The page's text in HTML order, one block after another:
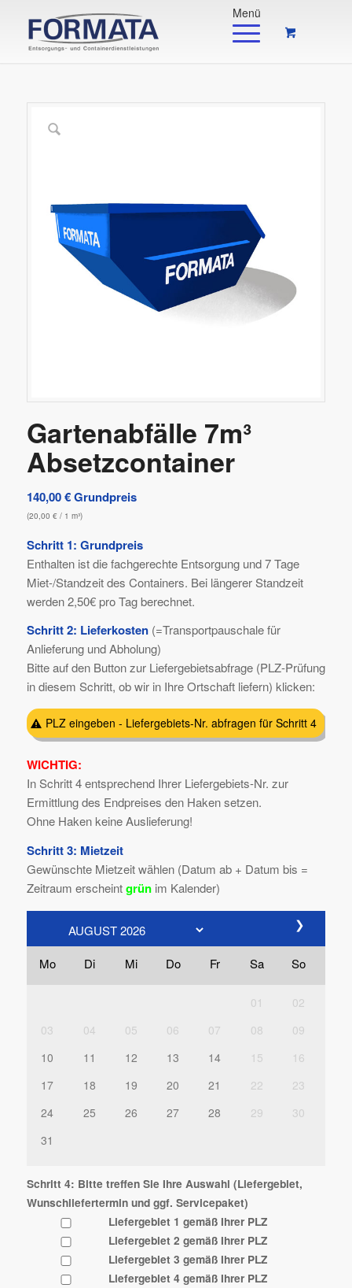
Gartenabfälle 7m³
Absetzcontainer
140,00€ Grundpreis
(20,00 €/ 1 m³)
Schritt 1: Grundpreis
Enthalten ist die fachgerechte Entsorgung und 7 Tage
Miet-/Standzeit des Containers. Bei längerer Standzeit
werden 2,50€ pro Tag berechnet.
Schritt 2: Lieferkosten(=Transportpauschale für
Anlieferung und Abholung)
Bitte auf den Button zur Liefergebietsabfrage (PLZ-Prüfung
in diesem Schritt, ob wir in Ihre Ortschaft liefern) klicken:
PLZ eingeben - Liefergebiets-Nr. abfragen für Schritt 4
WICHTIG:
In Schritt 4 entsprechend Ihrer Liefergebiets-Nr. zur
Ermittlung des Endpreises den Haken setzen.
Ohne Haken keine Auslieferung!
Schritt 3: Mietzeit
Gewünschte Mietzeit wählen (Datum ab + Datum bis =
Zeitraum erscheintgrünim Kalender)
❯
Mo Di Mi Do Fr Sa So
01
02
03
04 05 06 07 08
09
10
11 12 13 14 15
16
17
18 19 20 21 22
23
24
25 26 27 28 29
30
31
Schritt 4: Bitte treffen Sie Ihre Auswahl (Liefergebiet,
Wunschliefertermin und ggf. Servicepaket)
Liefergebiet 1 gemäß Ihrer PLZ
Liefergebiet 2 gemäß Ihrer PLZ
Liefergebiet 3 gemäß Ihrer PLZ
Liefergebiet 4 gemäß Ihrer PLZ